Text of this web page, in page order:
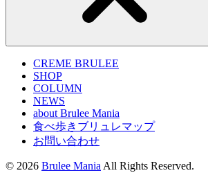
CREME BRULEE
SHOP
COLUMN
NEWS
about Brulee Mania
食べ歩きブリュレマップ
お問い合わせ
© 2026 Brulee Mania All Rights Reserved.